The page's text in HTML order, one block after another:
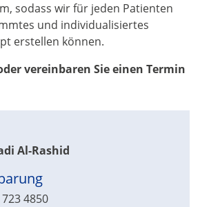
sodass wir für jeden Patienten
und individualisiertes
erstellen können.
vereinbaren Sie einen Termin
Al-Rashid
4850